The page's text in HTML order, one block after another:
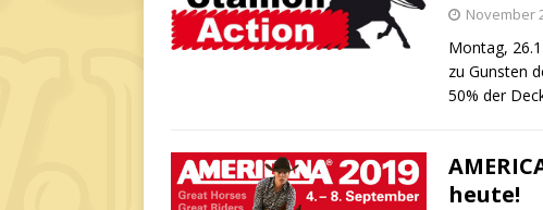
November
Montag,
zu Gunsten
50% der
heute!